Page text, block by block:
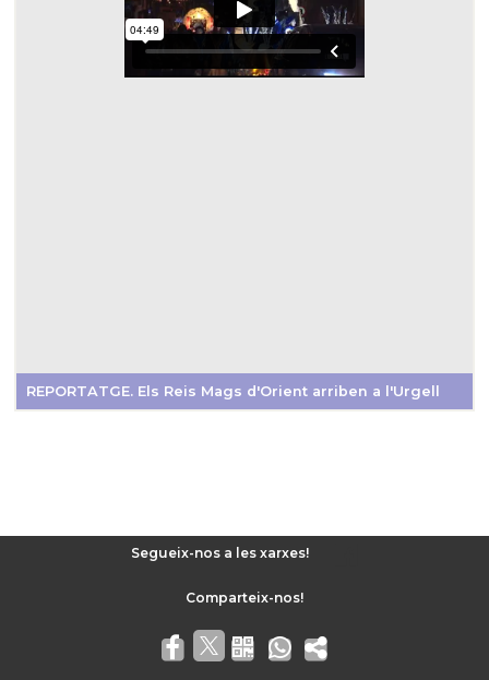
REPORTATGE. Els Reis Mags d'Orient arriben a l'Urgell
Segueix-nos a les xarxes!